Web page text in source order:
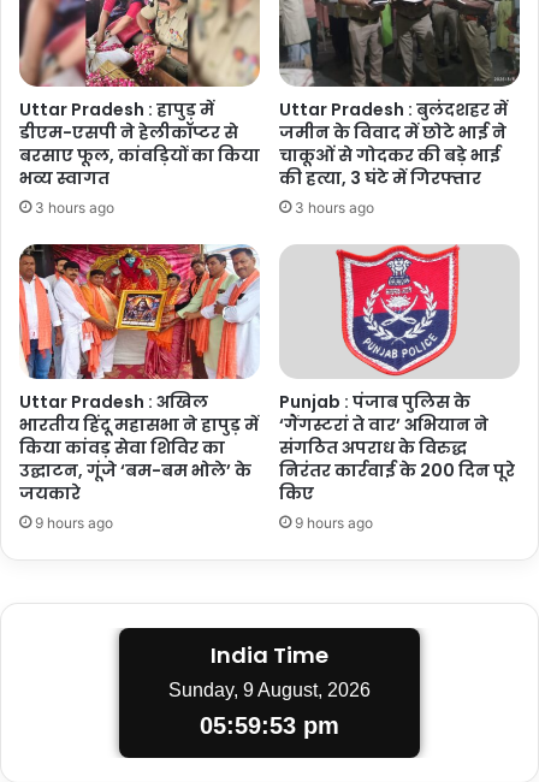
सम्मानित
Uttar Pradesh : हापुड़ में
डीएम-एसपी ने हेलीकॉप्टर से
बरसाए फूल, कांवड़ियों का किया
भव्य स्वागत
3 hours ago
Uttar Pradesh : बुलंदशहर में
जमीन के विवाद में छोटे भाई ने
चाकूओं से गोदकर की बड़े भाई
की हत्या, 3 घंटे में गिरफ्तार
3 hours ago
Uttar Pradesh : अखिल
भारतीय हिंदू महासभा ने हापुड़ में
किया कांवड़ सेवा शिविर का
उद्घाटन, गूंजे ‘बम-बम भोले’ के
जयकारे
9 hours ago
Punjab : पंजाब पुलिस के
‘गैंगस्टरां ते वार’ अभियान ने
संगठित अपराध के विरुद्ध
निरंतर कार्रवाई के 200 दिन पूरे
किए
9 hours ago
India Time
Sunday, 9 August, 2026
05:59:54 pm